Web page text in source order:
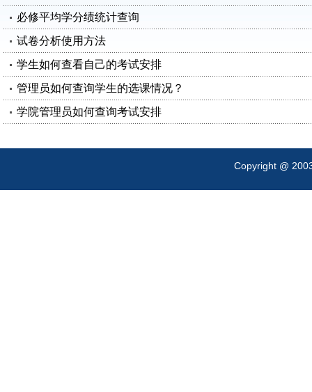
必修平均学分绩统计查询
试卷分析使用方法
学生如何查看自己的考试安排
管理员如何查询学生的选课情况？
学院管理员如何查询考试安排
Copyright @